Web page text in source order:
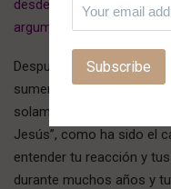
desde un estado de
argumento sería que
Después de un período
sumergido en el falso
solamente ser testigo de
Jesús”, como ha sido el
entender tu reacción y
durante muchos años y